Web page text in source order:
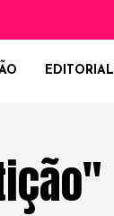
EDITORIAL